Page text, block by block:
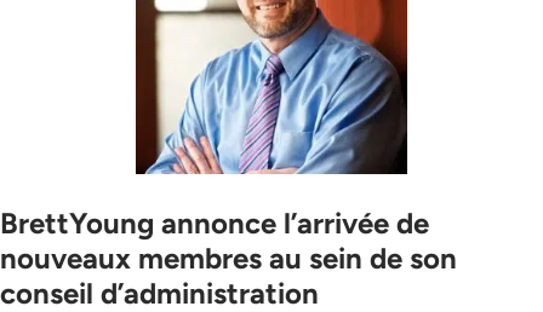
BrettYoung annonce l’arrivée de
nouveaux membres au sein de son
conseil d’administration